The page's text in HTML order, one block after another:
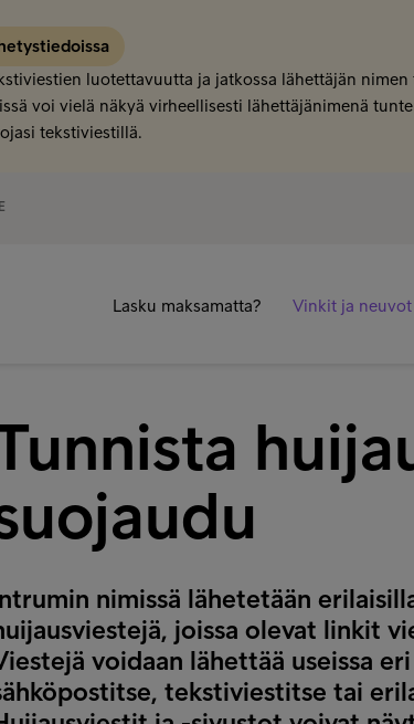
luotettavuutta ja jatkossa lähettäjän
voi vielä näkyä virheellisesti lähettäjänimenä
tekstiviestillä.
Lasku maksamatta? Vinkit ja neuvot
nimissä lähetetään
joissa olevat linkit
voidaan lähettää useissa
tekstiviestitse tai